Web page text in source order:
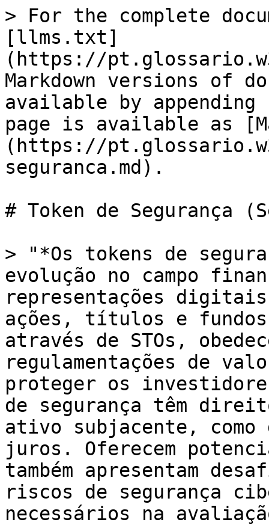
> For the complete
[llms.txt]
(https://
Markdown versions of
available by
page is available as
(https://
seguranca.md).
# Token de Segurança
> "*Os tokens de
evolução no campo
representações
ações, títulos e
através de STOs,
regulamentações de
proteger os
de segurança têm
ativo subjacente, como
juros. Oferecem
também apresentam
riscos de segurança
necessários na